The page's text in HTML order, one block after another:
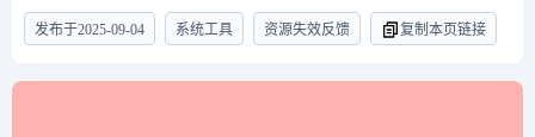
发布于2025-09-04 系统工具 资源失效反馈 复制本页链接